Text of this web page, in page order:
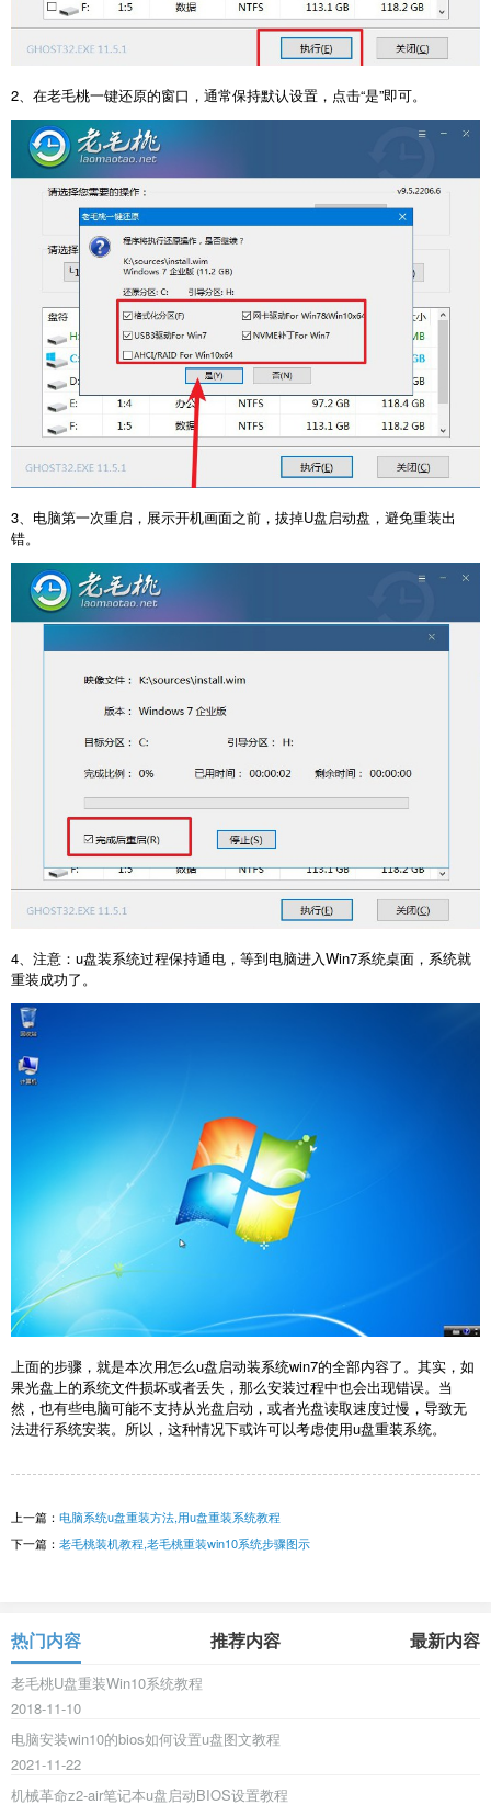
2、在老毛桃一键还原的窗口，通常保持默认设置，点击“是”即可。
3、电脑第一次重启，展示开机画面之前，拔掉U盘启动盘，避免重装出
错。
4、注意：u盘装系统过程保持通电，等到电脑进入Win7系统桌面，系统就
重装成功了。
上面的步骤，就是本次用怎么u盘启动装系统win7的全部内容了。其实，如
果光盘上的系统文件损坏或者丢失，那么安装过程中也会出现错误。当
然，也有些电脑可能不支持从光盘启动，或者光盘读取速度过慢，导致无
法进行系统安装。所以，这种情况下或许可以考虑使用u盘重装系统。
上一篇： 电脑系统u盘重装方法,用u盘重装系统教程
下一篇： 老毛桃装机教程,老毛桃重装win10系统步骤图示
热门内容 推荐内容 最新内容
老毛桃U盘重装Win10系统教程
2018-11-10
电脑安装win10的bios如何设置u盘图文教程
2021-11-22
机械革命z2-air笔记本u盘启动BIOS设置教程